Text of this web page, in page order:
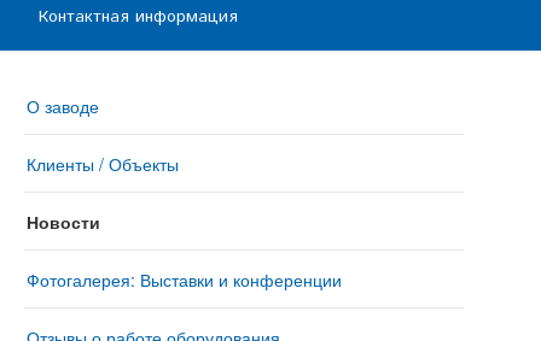
Контактная информация
О заводе
Клиенты / Объекты
Новости
Фотогалерея: Выставки и конференции